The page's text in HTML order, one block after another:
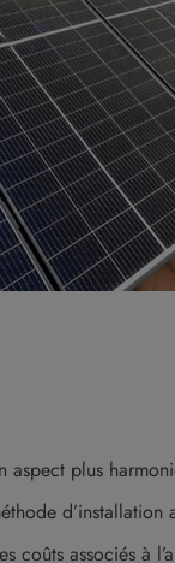
aspect plus
d’installation
coûts associés à